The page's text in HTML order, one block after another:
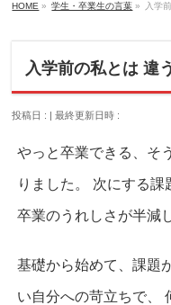
HOME » 学生・卒業生の言葉 » 入学
入学前の私とは 違
投稿日 : 最終更新日時 :
やっと卒業できる、そ
りました。 次にする課
卒業のうれしさが半減
基礎から始めて、課題
い自分への苛立ちで、